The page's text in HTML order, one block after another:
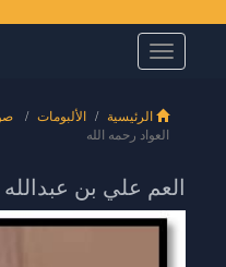
Toggle
navigation
الرئيسية الألبومات
العواد رحمه الله
العم علي بن